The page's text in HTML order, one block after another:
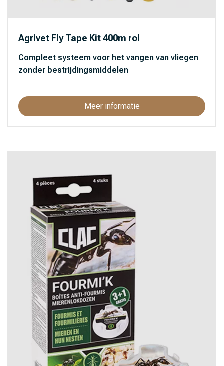
Agrivet Fly Tape Kit 400m rol
Compleet systeem voor het vangen van vliegen
zonder bestrijdingsmiddelen
Meer informatie